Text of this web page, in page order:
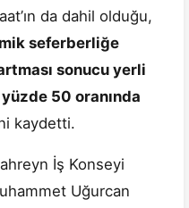
da dahil olduğu,
seferberliğe
sonucu yerli
yüzde 50 oranında
kaydetti.
İş Konseyi
Uğurcan